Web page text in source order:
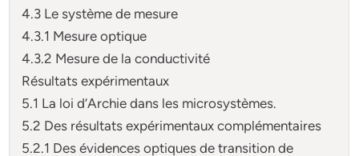
4.3 Le système de mesure
4.3.1 Mesure optique
4.3.2 Mesure de la conductivité
Résultats expérimentaux
5.1 La loi d’Archie dans les microsystèmes.
5.2 Des résultats expérimentaux complémentaires
5.2.1 Des évidences optiques de transition de